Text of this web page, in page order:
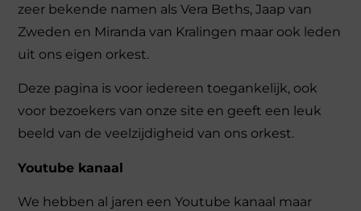
zeer bekende namen als Vera Beths, Jaap van
Zweden en Miranda van Kralingen maar ook leden
uit ons eigen orkest.
Deze pagina is voor iedereen toegankelijk, ook
voor bezoekers van onze site en geeft een leuk
beeld van de veelzijdigheid van ons orkest.
Youtube kanaal
We hebben al jaren een Youtube kanaal maar